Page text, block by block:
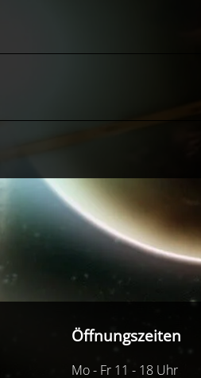
Öffnungszeiten
Mo - Fr 11 - 18 Uhr